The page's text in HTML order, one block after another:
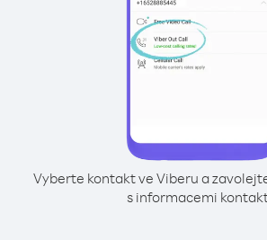
Vyberte kontakt ve Viberu a
s informacemi